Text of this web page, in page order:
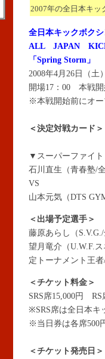
2007年の全日本キッ
全日本キックボク
ALL JAPAN
「Spring Storm」
2008年4月26日（土
開場17：00 本戦開
※本戦開始前にオ
＜ 決定対戦カード＞
▼スーパーファイ
石川直生（青春塾/
VS
山本元気（DTS
＜出場予定選手＞
藤原あらし（
望月竜介（U.W.F.
定トーナメント王
＜チケット料金＞
SRS席15,000円
※SRS席は全日本キ
※当日券は各席500
＜チケット発売日＞